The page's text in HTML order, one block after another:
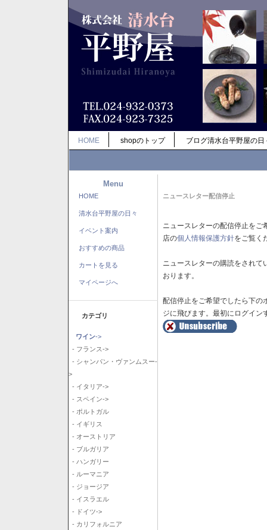
HOME shopのトップ ブログ清水台平野屋の日
Menu
HOME
清水台平野屋の日々
イベント案内
おすすめの商品
カートを見る
マイページへ
カテゴリ
ワイン->
- フランス->
- シャンパン・ヴァンムスー-
>
- イタリア->
- スペイン->
- ポルトガル
- イギリス
- オーストリア
- ブルガリア
- ハンガリー
- ルーマニア
- ジョージア
- イスラエル
- ドイツ->
- カリフォルニア
ニュースレター配信停止
ニュースレターの配信停止を
店の個人情報保護方針をご覧く
ニュースレターの購読をされ
おります。
配信停止をご希望でしたら下の
ジに飛びます。最初にログイン